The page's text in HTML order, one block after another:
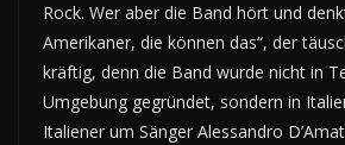
Rock. Wer aber die Band hört und
Amerikaner, die können das“, der
kräftig, denn die Band wurde nicht in
Umgebung gegründet, sondern in
Italiener um Sänger Alessandro